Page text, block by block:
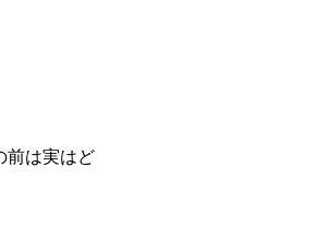
前は実はど